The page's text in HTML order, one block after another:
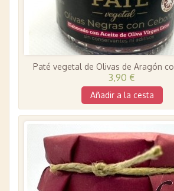
Paté vegetal de Olivas de Aragón
3,90 €
Añadir a la cesta